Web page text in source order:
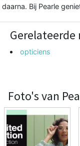
daarna. Bij Pearle
Gerelateerde
opticiens
Foto's van